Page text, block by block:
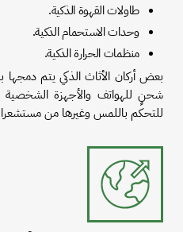
طاولات القهوة الذكية.
وحدات الاستحمام الذكية.
منظمات الحرارة الذكية.
شحنٍ للهواتف والأجهزة
للتحكم باللمس وغيرها من